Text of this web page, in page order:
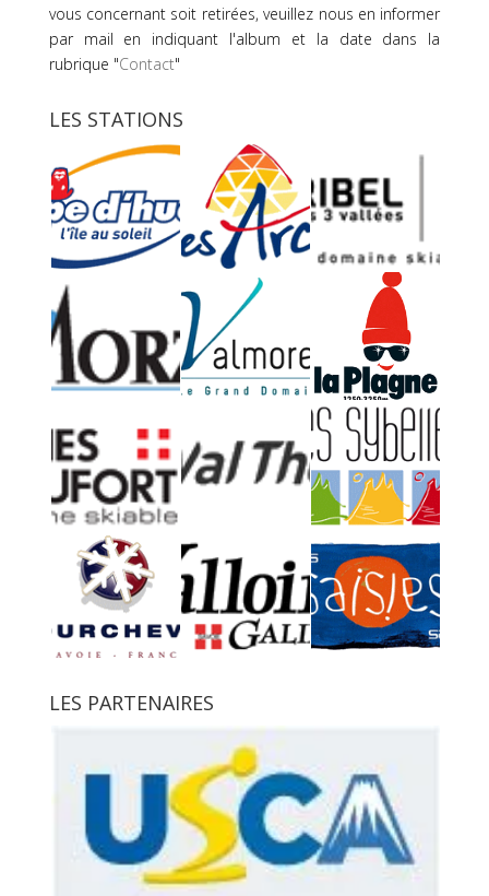
vous concernant soit retirées, veuillez nous en informer
par mail en indiquant l'album et la date dans la
rubrique "Contact"
LES STATIONS
LES PARTENAIRES